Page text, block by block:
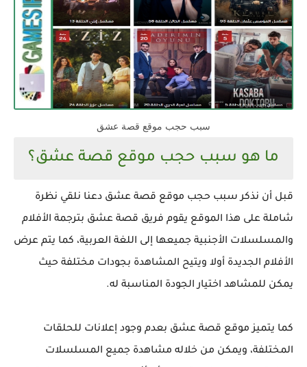
سبب حجب موقع قصة عشق
ما هو سبب حجب موقع قصة عشق؟
قبل أن نذكر سبب حجب موقع قصة عشق دعنا نلقي نظرة
شاملة على هذا الموقع يقوم فريق قصة عشق بترجمة الأفلام
والمسلسلات الأجنبية جميعها إلى اللغة العربية، كما يتم عرض
الأفلام الجديدة أولا ويتيح المشاهدة بجودات مختلفة حيث
يمكن للمشاهد اختيار الجودة المناسبة له.
كما يتميز موقع قصة عشق بعدم وجود إعلانات للحلقات
المختلفة، ويمكن من خلاله مشاهدة جميع المسلسلات